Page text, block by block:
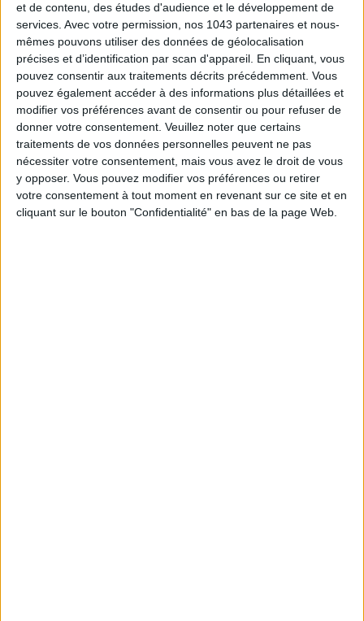
et de contenu, des études d'audience et le développement de
services. Avec votre permission, nos 1043 partenaires et nous-
mêmes pouvons utiliser des données de géolocalisation
précises et d’identification par scan d'appareil. En cliquant, vous
pouvez consentir aux traitements décrits précédemment. Vous
pouvez également accéder à des informations plus détaillées et
modifier vos préférences avant de consentir ou pour refuser de
donner votre consentement. Veuillez noter que certains
traitements de vos données personnelles peuvent ne pas
nécessiter votre consentement, mais vous avez le droit de vous
y opposer. Vous pouvez modifier vos préférences ou retirer
votre consentement à tout moment en revenant sur ce site et en
cliquant sur le bouton "Confidentialité" en bas de la page Web.
S'INSCRIRE